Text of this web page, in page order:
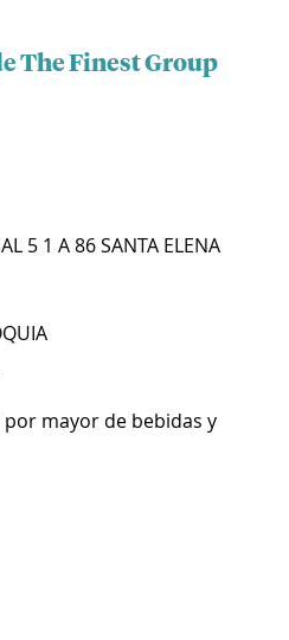
The Finest Group
5 1 A 86 SANTA ELENA
por mayor de bebidas y